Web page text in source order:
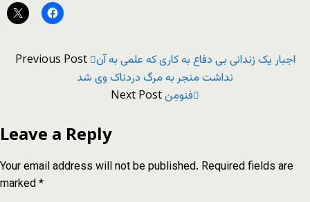
Previous Post اجبار یک زندانی بی دفاع به کاری که علمی به آن
نداشت منجر به مرگ دردناک وی شد
Next Postفنومِن
Leave a Reply
Your email address will not be published. Required fields are
marked*